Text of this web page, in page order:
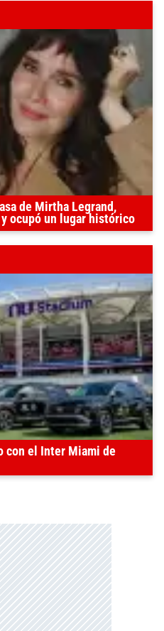
de Mirtha Legrand,
ocupó un lugar histórico
con el Inter Miami de